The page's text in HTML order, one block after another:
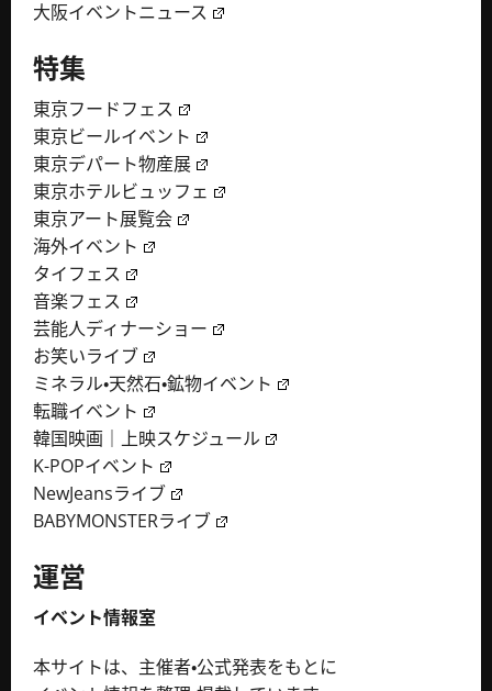
大阪イベントニュース
特集
東京フードフェス
東京ビールイベント
東京デパート物産展
東京ホテルビュッフェ
東京アート展覧会
海外イベント
タイフェス
音楽フェス
芸能人ディナーショー
お笑いライブ
ミネラル・天然石・鉱物イベント
転職イベント
韓国映画｜上映スケジュール
K-POPイベント
NewJeansライブ
BABYMONSTERライブ
運営
イベント情報室
本サイトは、主催者・公式発表をもとに